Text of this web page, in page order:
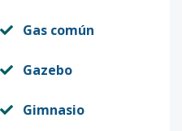
Gas común
Gazebo
Gimnasio